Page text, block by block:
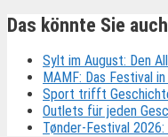
Das könnte Sie
Sylt im August: Den
MAMF: Das Festival
Sport trifft
Outlets für jeden
Tønder-Festival